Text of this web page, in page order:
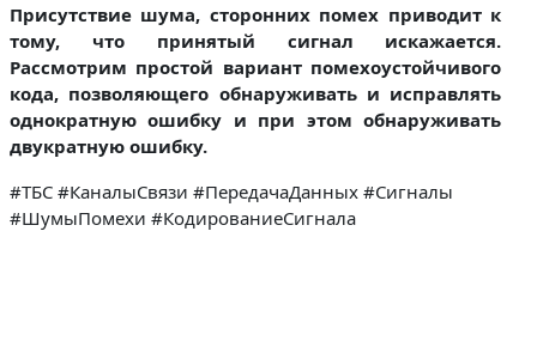
Присутствие шума, сторонних помех приводит к
тому, что принятый сигнал искажается.
Рассмотрим простой вариант помехоустойчивого
кода, позволяющего обнаруживать и исправлять
однократную ошибку и при этом обнаруживать
двукратную ошибку.
#ТБС #КаналыСвязи #ПередачаДанных #Сигналы
#ШумыПомехи #КодированиеСигнала